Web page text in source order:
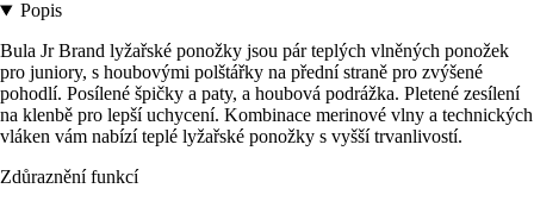
Popis
Bula Jr Brand lyžařské ponožky jsou pár teplých vlněných ponožek
pro juniory, s houbovými polštářky na přední straně pro zvýšené
pohodlí. Posílené špičky a paty, a houbová podrážka. Pletené zesílení
na klenbě pro lepší uchycení. Kombinace merinové vlny a technických
vláken vám nabízí teplé lyžařské ponožky s vyšší trvanlivostí.
Zdůraznění funkcí